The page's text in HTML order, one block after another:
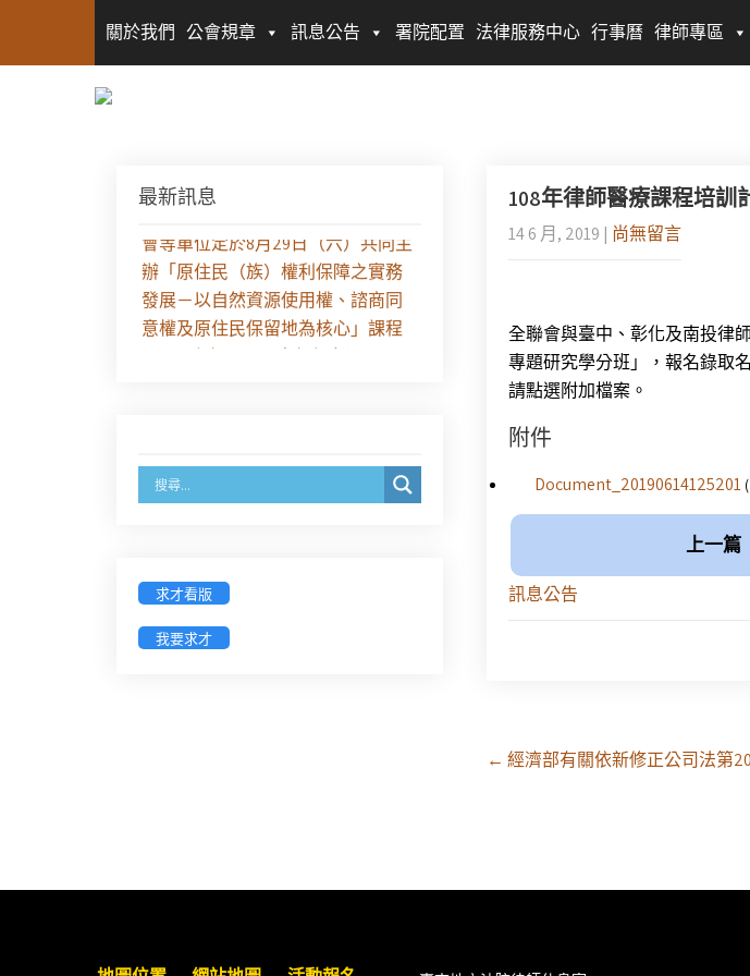
關於我們 公會規章 訊息公告 署院配置 法律服務中心 行事曆 律師專區
108年律師醫療課程培
14 6 月, 2019 | 尚無留言
全聯會與臺中、彰化及南投律
專題研究學分班」，報名錄取
請點選附加檔案。
附件
Document_20190614125201
上一篇
訊息公告
Post
navigation
← 經濟部有關依新修正公司法第
最新訊息
【課程報名】全律會與台北律師公
會等單位定於8月29日（六）共同主
辦「原住民（族）權利保障之實務
發展－以自然資源使用權、諮商同
意權及原住民保留地為核心」課程
（8/10上午－8/26中午報名）
登記)
參加「勞動權益講習」
臺灣新北地方法院115年第2次約聘
新竹律師公會8/21(五)舉辦「AI職場
求才看版
我要求才